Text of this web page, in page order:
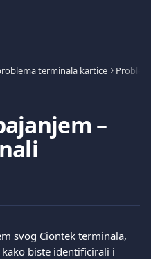
terminala kartice
–
svog Ciontek terminala,
biste identificirali i